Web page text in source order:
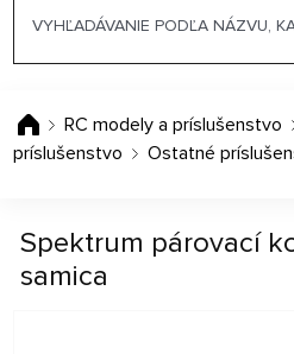
RC modely a príslušenstvo
príslušenstvo
Ostatné
Spektrum párovací
samica